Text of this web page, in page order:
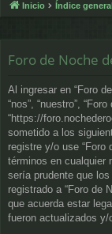
ac
rá
pi
d
os
os
Inicio Índice
Foro de Noche
Al ingresar en “Foro
“nos”, “nuestro”,
“https://
sometido a los
registre y/o use “Foro
términos en cualquier
sería prudente que
registrado a “Foro de
que acuerda estar
fueron actualizados y/